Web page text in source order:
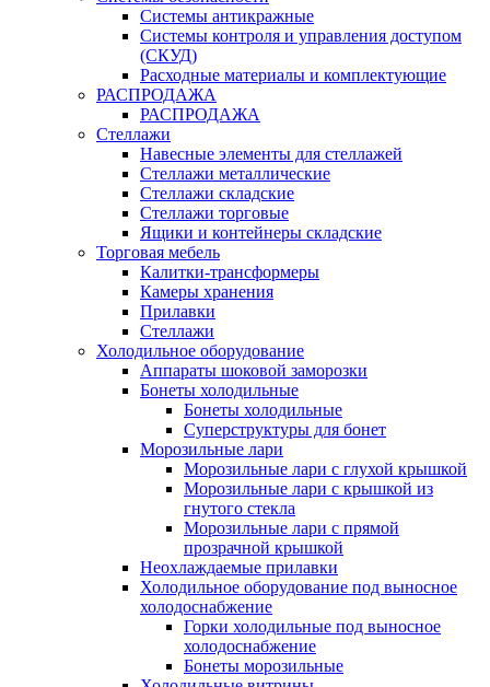
Системы антикражные
Системы контроля и управления доступом
(СКУД)
Расходные материалы и комплектующие
РАСПРОДАЖА
РАСПРОДАЖА
Стеллажи
Навесные элементы для стеллажей
Стеллажи металлические
Стеллажи складские
Стеллажи торговые
Ящики и контейнеры складские
Торговая мебель
Калитки-трансформеры
Камеры хранения
Прилавки
Стеллажи
Холодильное оборудование
Аппараты шоковой заморозки
Бонеты холодильные
Бонеты холодильные
Суперструктуры для бонет
Морозильные лари
Морозильные лари с глухой крышкой
Морозильные лари с крышкой из
гнутого стекла
Морозильные лари с прямой
прозрачной крышкой
Неохлаждаемые прилавки
Холодильное оборудование под выносное
холодоснабжение
Горки холодильные под выносное
холодоснабжение
Бонеты морозильные